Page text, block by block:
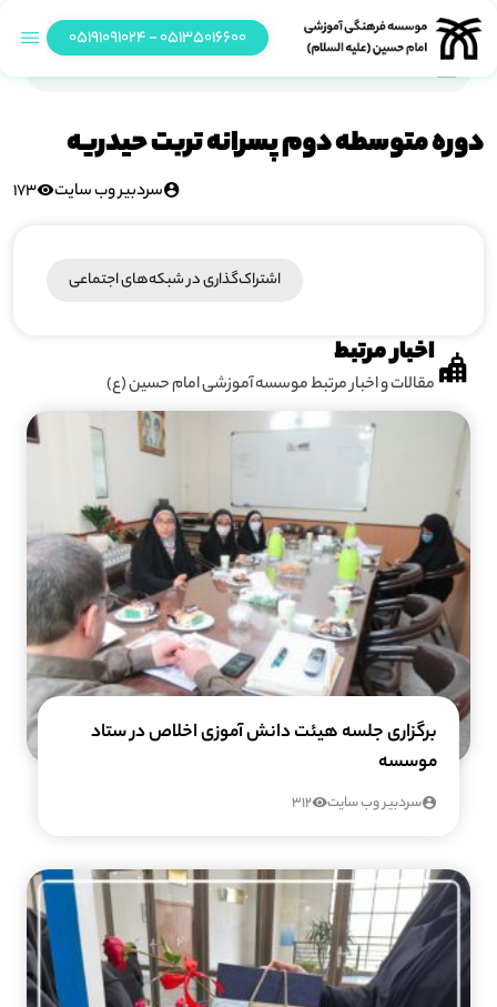
05135016600 - 05191091024
دوره متوسطه دوم پسرانه تربت حیدریه
سردبیر وب سایت 173
اشتراک‌گذاری در شبکه‎‌های اجتماعی
اخبار مرتبط
مقالات و اخبار مرتبط موسسه آموزشی امام حسین (ع)
برگزاری جلسه هیئت دانش آموزی اخلاص در ستاد
موسسه
سردبیر وب سایت 312